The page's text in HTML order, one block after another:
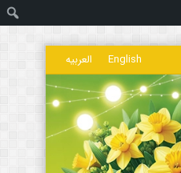
English العربیه